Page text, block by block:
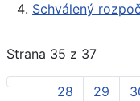
Schválený
Strana 35 z 37
28 29